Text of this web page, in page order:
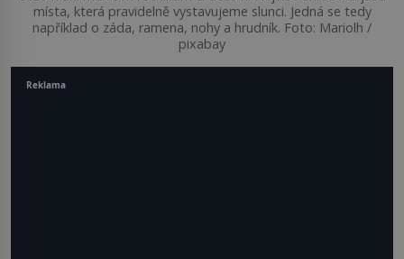
místa, která pravidelně vystavujeme slunci. Jedná se tedy
například o záda, ramena, nohy a hrudník. Foto: Mariolh /
pixabay
Reklama